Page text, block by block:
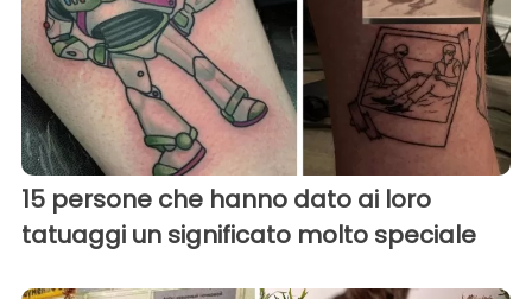
15 persone che hanno dato ai loro
tatuaggi un significato molto speciale